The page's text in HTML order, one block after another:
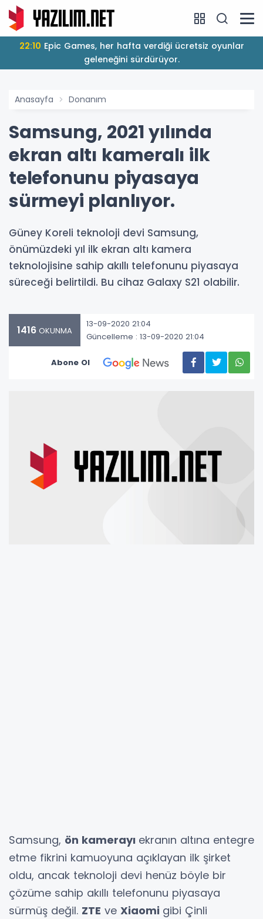
22:10
geleneğini sürdürüyor.
Anasayfa Donanım
Samsung, 2021 yılında
ekran altı kameralı ilk
telefonunu piyasaya
sürmeyi planlıyor.
Güney Koreli teknoloji devi Samsung,
önümüzdeki yıl ilk ekran altı kamera
teknolojisine sahip akıllı telefonunu piyasaya
süreceği belirtildi. Bu cihaz Galaxy S21 olabilir.
1416 OKUNMA
13-09-2020 21:04
Güncelleme : 13-09-2020 21:04
Abone Ol
Samsung, ön kamerayı ekranın altına entegre
etme fikrini kamuoyuna açıklayan ilk şirket
oldu, ancak teknoloji devi henüz böyle bir
çözüme sahip akıllı telefonunu piyasaya
sürmüş değil. ZTE ve Xiaomi gibi Çinli